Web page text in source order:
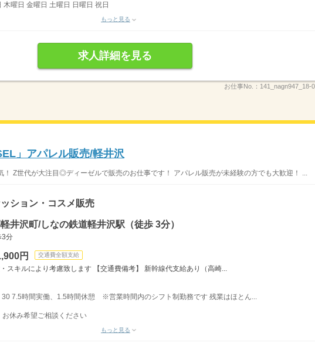
木曜日 金曜日 土曜日 日曜日 祝日
もっと見る
求人詳細を見る
お仕事No.： 141_nagn947_18-
」アパレル販売/軽井沢
！ Z世代が大注目◎ディーゼルで販売のお仕事です！ アパレル販売が未経験の方でも大歓迎！ ...
ション・コスメ販売
井沢町/しなの鉄道軽井沢駅（徒歩 3分）
3分
円 交通費全額支給
スキルにより考慮致します 【交通費備考】 新幹線代支給あり（高崎...
7.5時間実働、1.5時間休憩 ※営業時間内のシフト制勤務です 残業はほとん...
休み希望ご相談ください
もっと見る